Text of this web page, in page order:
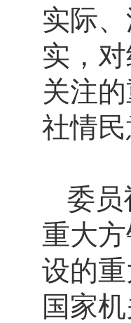
实际
实，
关注
社情
委员
重大
设的
国家